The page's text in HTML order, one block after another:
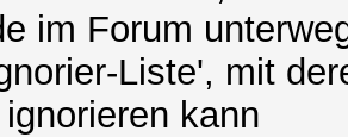
im Forum
Liste', mit
kann